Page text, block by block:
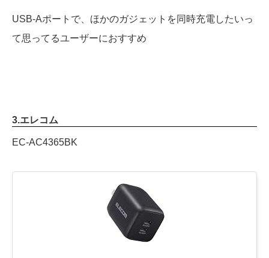
USB-Aポートで、ほかのガジェットを同時充電したいっ
て思ってるユーザーにおすすめ
3.エレコム
EC-AC4365BK